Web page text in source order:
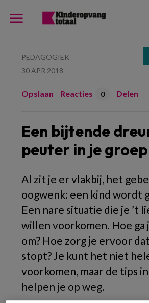
PEDAGOGIEK
30 APR 2018
Opslaan Reacties 0 Delen
Een bijtende
peuter in je groep
Al zit je er vlakbij, het
oogwenk: een kind wordt
Een nare situatie die je ’t
willen voorkomen. Hoe ga
om? Hoe zorg je ervoor
stopt? Je kunt het niet
voorkomen, maar de tips
helpen je op weg.